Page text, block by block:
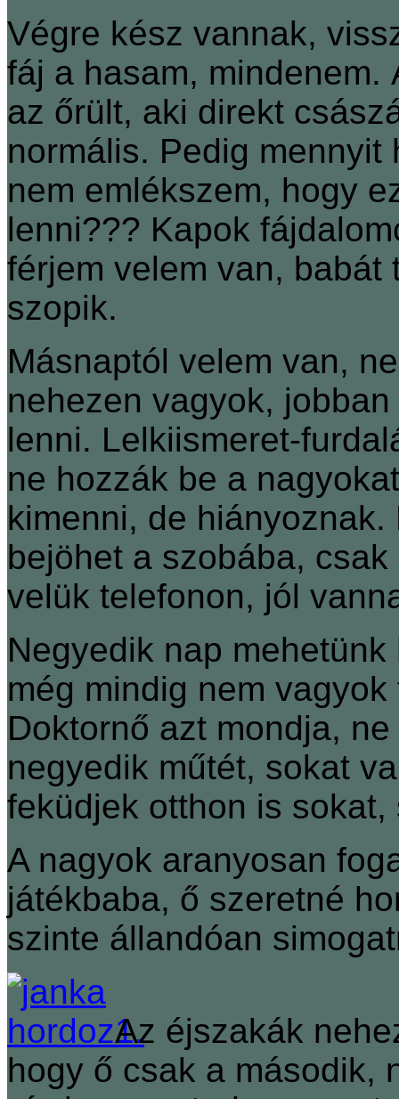
Végre kész vannak,
fáj a hasam, mindenem.
az őrült, aki direkt
normális. Pedig
nem emlékszem, hogy
lenni??? Kapok
férjem velem van,
szopik.
Másnaptól velem van,
nehezen vagyok,
lenni. Lelkiismeret-
ne hozzák be a
kimenni, de
bejöhet a szobába,
velük telefonon, jól
Negyedik nap
még mindig nem
Doktornő azt mondja,
negyedik műtét, sokat
feküdjek otthon is sokat,
A nagyok aranyosan
játékbaba, ő szeretné
szinte állandóan
Az éjszakák
hogy ő csak a második,